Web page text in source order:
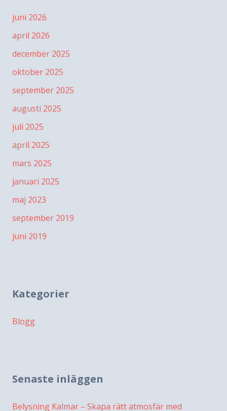
juni 2026
april 2026
december 2025
oktober 2025
september 2025
augusti 2025
juli 2025
april 2025
mars 2025
januari 2025
maj 2023
september 2019
juni 2019
Kategorier
Blogg
Senaste inläggen
Belysning Kalmar – Skapa rätt atmosfär med